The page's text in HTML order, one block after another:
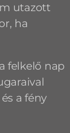
utazott
ha
felkelő nap
a fény